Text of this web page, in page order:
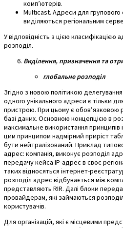
комп’ютерів.
Multicast. Адреси для
виділяються регіональним
У відповідність з цією класифікацією
розподіл.
Виділення, призначення та
глобальне розподіл
Згідно з новою політикою
одного унікального адреси є тільки
пристрою. При цьому є обов’язковою
базі даних. Основною концепцією в
максимальне використання принципів
цим принципом надмірний приріст
бути нейтралізований. Приклад
адрес: компанія, виконує розподіл
передачу кейса IP-адрес в своє
таких відносяться інтернет-
розподіл адрес відбувається між
представляють RIR. Далі блоки
провайдерам, які займаються
користувачів.
Для організацій, які є місцевими